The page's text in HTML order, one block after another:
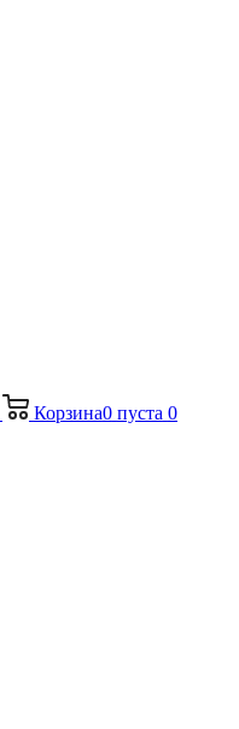
Корзина0 пуста 0